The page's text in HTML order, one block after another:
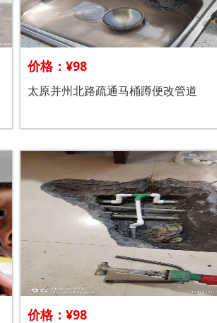
价格：¥98
太原并州北路疏通马桶蹲便改管道
价格：¥98